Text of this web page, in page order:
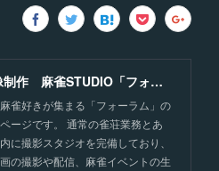
麻雀×映像制作 麻雀STUDIO「フォーラム」福岡
雀好きが集まる「フォーラム」の
ージです。 通常の雀荘業務とあ
に撮影スタジオを完備しており、
の撮影や配信、麻雀イベントの生